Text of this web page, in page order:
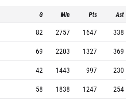
G Min Pts Ast
82 2757 1647
338
69 2203 1327
369
42 1443 997
230
58 1838 1247
254